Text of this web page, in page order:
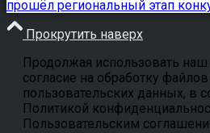
прошёл региональный этап
Прокрутить наверх
Продолжая использовать наш
согласие на обработку
пользовательских данных, в
Политикой
Пользовательским